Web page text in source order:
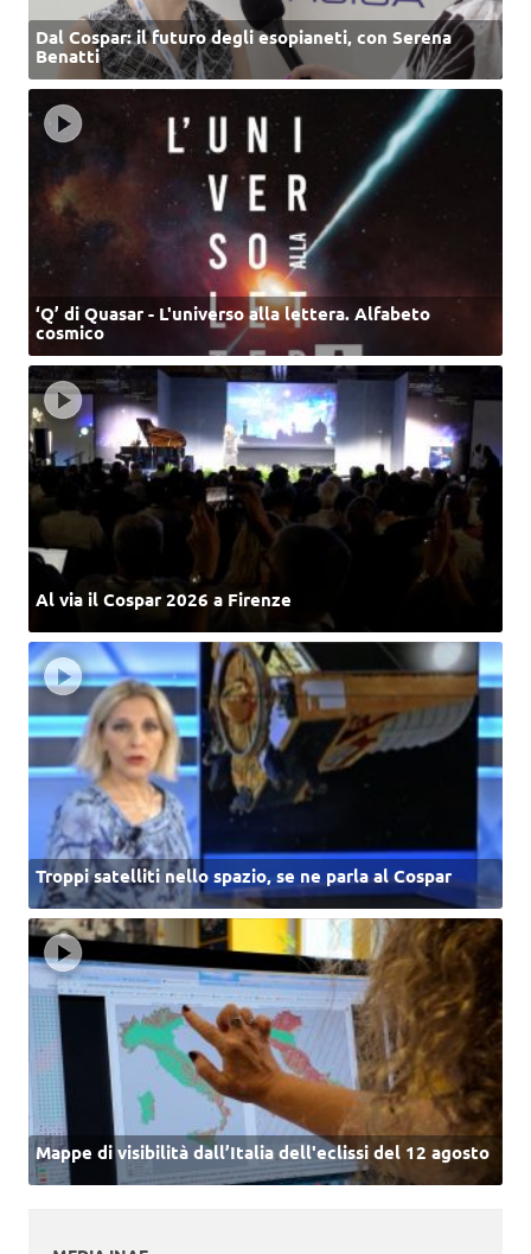
Dal Cospar: il futuro degli esopianeti, con Serena
Benatti
‘Q’ di Quasar - L'universo alla lettera. Alfabeto
cosmico
Al via il Cospar 2026 a Firenze
Troppi satelliti nello spazio, se ne parla al Cospar
Mappe di visibilità dall’Italia dell'eclissi del 12 agosto